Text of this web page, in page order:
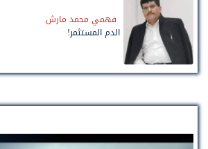
فهمي محمد مارش
الدم المستثمر!